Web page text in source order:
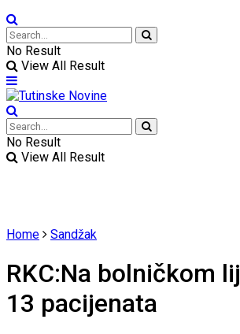
No Result
View All Result
No Result
View All Result
Home Sandžak
RKC:Na bolničkom
13 pacijenata